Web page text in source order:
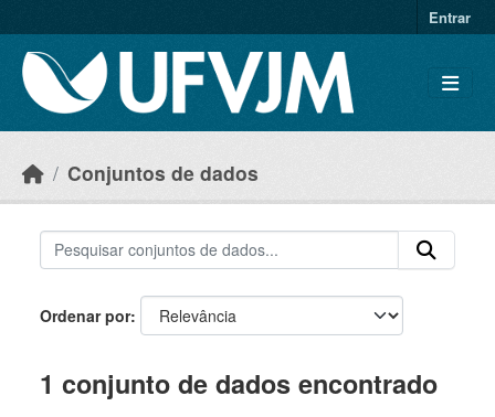
Entrar
Conjuntos de dados
Ordenar por
1 conjunto de dados encontrado